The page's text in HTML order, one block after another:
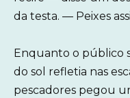
da testa. — Peixes
Enquanto o público
do sol refletia nas
pescadores pegou